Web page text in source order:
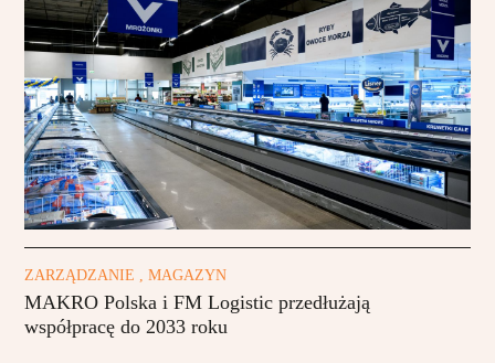
ZARZĄDZANIE , MAGAZYN
MAKRO Polska i FM Logistic przedłużają
współpracę do 2033 roku